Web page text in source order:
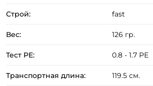
Бланк спиннинга изготовлен из
Эргономичная разнесённая
погоду.
Строй: fast
Вес: 126 гр.
Тест PE: 0.8 - 1.7 РЕ
Транспортная длина: 119.5 см.